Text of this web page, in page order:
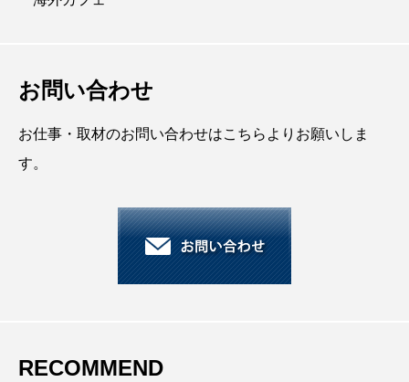
お問い合わせ
お仕事・取材のお問い合わせはこちらよりお願いしま
す。
RECOMMEND